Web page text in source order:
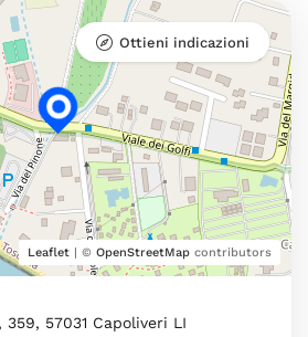
Leaflet | © OpenStreetMap contributors
Ottieni indicazioni
57031 Capoliveri LI